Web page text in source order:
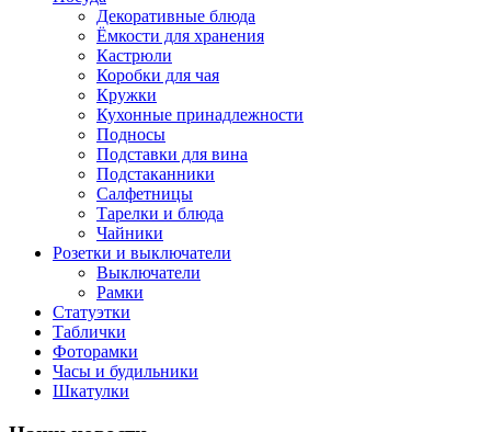
Декоративные блюда
Ёмкости для хранения
Кастрюли
Коробки для чая
Кружки
Кухонные принадлежности
Подносы
Подставки для вина
Подстаканники
Салфетницы
Тарелки и блюда
Чайники
Розетки и выключатели
Выключатели
Рамки
Статуэтки
Таблички
Фоторамки
Часы и будильники
Шкатулки